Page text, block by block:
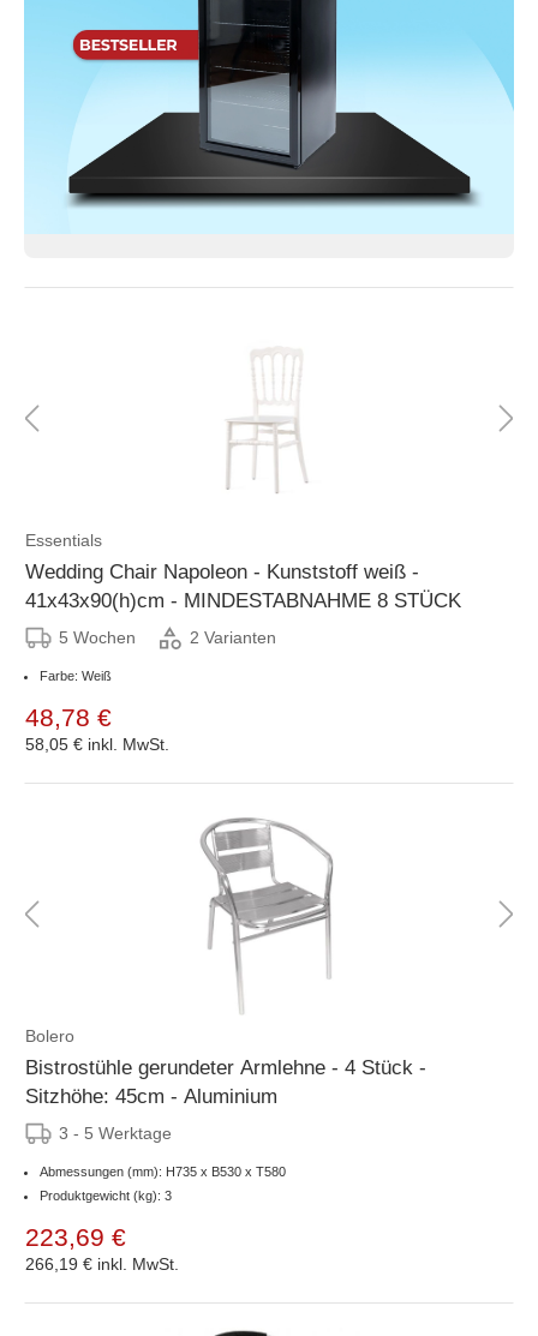
Essentials
Wedding Chair Napoleon - Kunststoff weiß -
41x43x90(h)cm - MINDESTABNAHME 8 STÜCK
5 Wochen 2 Varianten
Farbe: Weiß
48,78 €
58,05 € inkl. MwSt.
Bolero
Bistrostühle gerundeter Armlehne - 4 Stück -
Sitzhöhe: 45cm - Aluminium
3 - 5 Werktage
Abmessungen (mm): H735 x B530 x T580
Produktgewicht (kg): 3
223,69 €
266,19 € inkl. MwSt.